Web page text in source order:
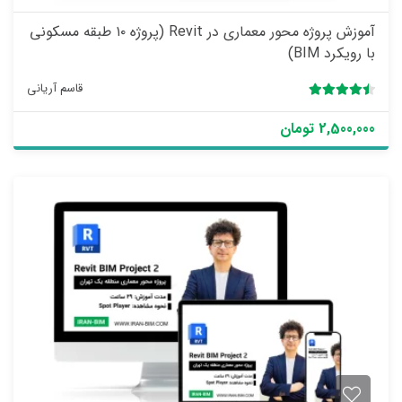
آموزش پروژه محور معماری در Revit (پروژه ۱۰ طبقه مسکونی
با رویکرد BIM)
4.504 رای
قاسم آریانی
2,500,000 تومان